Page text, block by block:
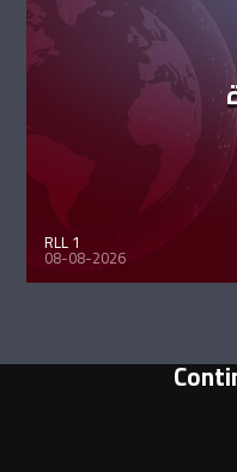
RLL 1
08-08-2026